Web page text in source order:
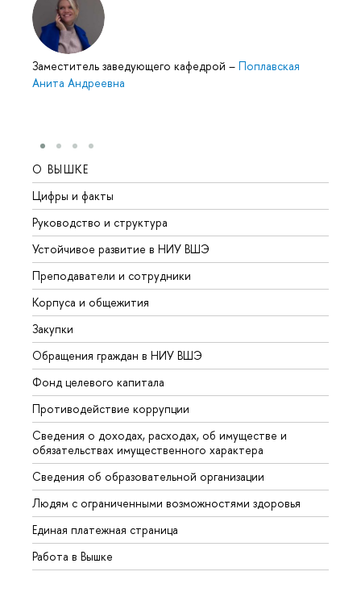
Заместитель заведующего кафедрой – Поплавская
Анита Андреевна
О ВЫШКЕ
Цифры и факты
Руководство и структура
Устойчивое развитие в НИУ ВШЭ
Преподаватели и сотрудники
Корпуса и общежития
Закупки
Обращения граждан в НИУ ВШЭ
Фонд целевого капитала
Противодействие коррупции
Сведения о доходах, расходах, об имуществе и
обязательствах имущественного характера
Сведения об образовательной организации
Людям с ограниченными возможностями здоровья
Единая платежная страница
Работа в Вышке